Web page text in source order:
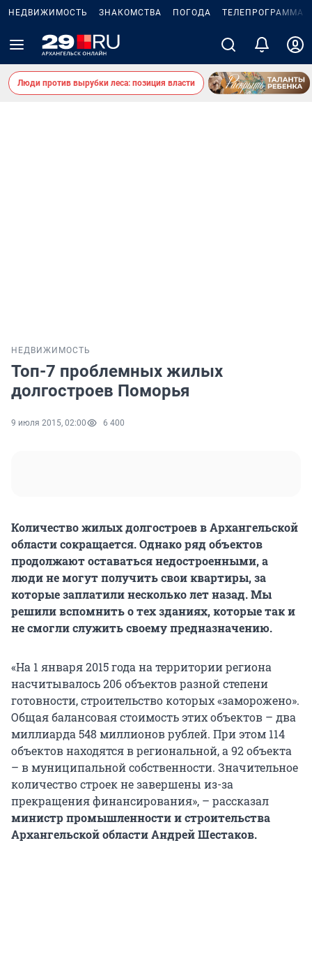
НЕДВИЖИМОСТЬ ЗНАКОМСТВА ПОГОДА ТЕЛЕПРОГРАММА
Люди против вырубки леса: позиция власти
НЕДВИЖИМОСТЬ
Топ-7 проблемных жилых
долгостроев Поморья
9 июля 2015, 02:00 6 400
Количество жилых долгостроев в Архангельской
области сокращается. Однако ряд объектов
продолжают оставаться недостроенными, а
люди не могут получить свои квартиры, за
которые заплатили несколько лет назад. Мы
решили вспомнить о тех зданиях, которые так и
не смогли служить своему предназначению.
«На 1 января 2015 года на территории региона
насчитывалось 206 объектов разной степени
готовности, строительство которых «заморожено».
Общая балансовая стоимость этих объектов – два
миллиарда 548 миллионов рублей. При этом 114
объектов находятся в региональной, а 92 объекта
– в муниципальной собственности. Значительное
количество строек не завершены из-за
прекращения финансирования», – рассказал
министр промышленности и строительства
Архангельской области Андрей Шестаков.